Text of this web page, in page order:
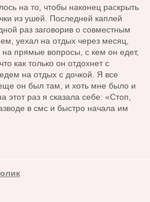
на то, чтобы наконец раскрыть
из ушей. Последней каплей
раз заговорив о совместным
уехал на отдых через месяц,
прямые вопросы, с кем он едет,
как только он отдохнет с
на отдых с дочкой. Я все
он был там, и хоть мне было и
этот раз я сказала себе: «Стоп,
в смс и быстро начала им